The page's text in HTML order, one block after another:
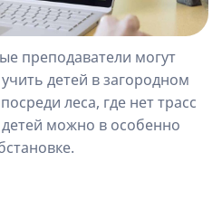
преподаватели могут
детей в загородном
леса, где нет трасс
можно в особенно